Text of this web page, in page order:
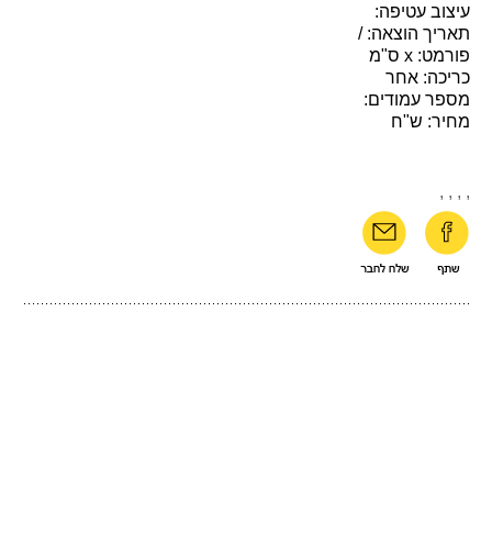
עיצוב עטיפה:
תאריך הוצאה: /
פורמט: x ס"מ
כריכה: אחר
מספר עמודים:
מחיר: ש"ח
,
,
,
,